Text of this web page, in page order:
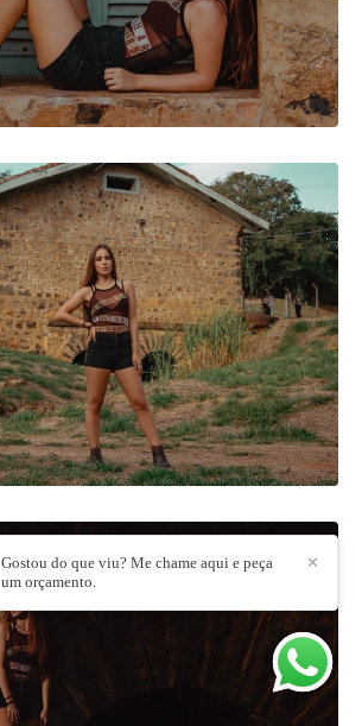
✕
Gostou do que viu? Me chame aqui e peça
um orçamento.